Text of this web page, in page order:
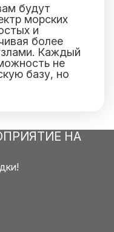
будут
морских
и
более
Каждый
не
базу, но
НА